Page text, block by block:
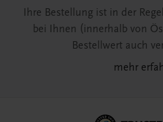
Ihre Bestellung ist in der
bei Ihnen (innerhalb von
Bestellwert auch
mehr